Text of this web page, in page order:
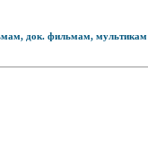
док. фильмам,